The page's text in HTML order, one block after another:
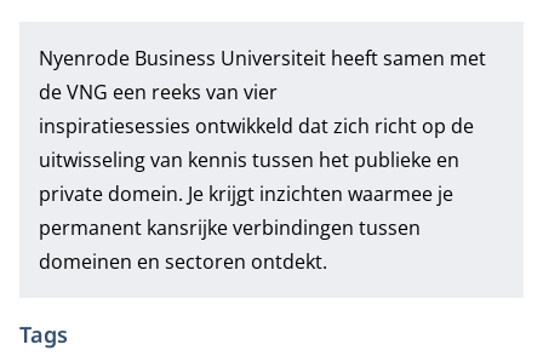
Nyenrode Business Universiteit heeft samen met
de VNG een reeks van vier
inspiratiesessies ontwikkeld dat zich richt op de
uitwisseling van kennis tussen het publieke en
private domein. Je krijgt inzichten waarmee je
permanent kansrijke verbindingen tussen
domeinen en sectoren ontdekt.
Tags